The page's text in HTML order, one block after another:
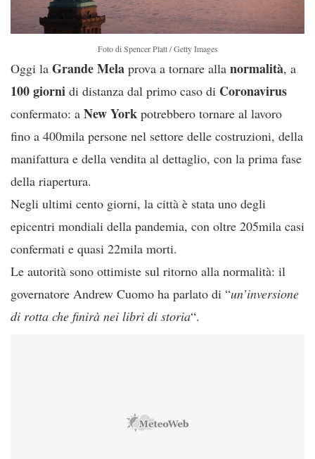
Foto di Spencer Platt / Getty Images
Oggi la Grande Mela prova a tornare alla normalità, a
100giorni di distanza dal primo caso di Coronavirus
confermato: a New York potrebbero tornare al lavoro
fino a 400mila persone nel settore delle costruzioni, della
manifattura e della vendita al dettaglio, con la prima fase
della riapertura.
Negli ultimi cento giorni, la città è stata uno degli
epicentri mondiali della pandemia, con oltre 205mila casi
confermati e quasi 22mila morti.
Le autorità sono ottimiste sul ritorno alla normalità: il
governatore Andrew Cuomo ha parlato di “un’inversione
di rotta che finirà nei libri di storia“.